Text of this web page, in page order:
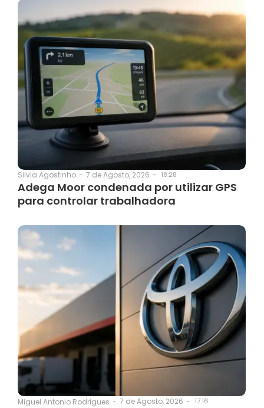
Silvia Agostinho - 7 de Agosto, 2026 - 18:28
Adega Moor condenada por utilizar GPS
para controlar trabalhadora
Miguel Antonio Rodrigues - 7 de Agosto, 2026 - 17:16